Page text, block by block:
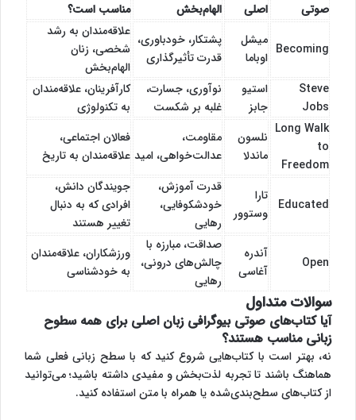
صوتی
اصلی
الهام‌بخش
مناسب است؟
Becoming
میشل
اوباما
پشتکار، خودباوری،
قدرت تأثیرگذاری
علاقه‌مندان به رشد
شخصی، زنان
الهام‌بخش
Steve
Jobs
استیو
جابز
نوآوری، جسارت،
غلبه بر شکست
کارآفرینان، علاقه‌مندان
به تکنولوژی
Long Walk
to
Freedom
نلسون
ماندلا
مقاومت،
عدالت‌خواهی، امید
فعالان اجتماعی،
علاقه‌مندان به تاریخ
Educated
تارا
وستوور
قدرت آموزش،
خودشکوفایی،
رهایی
جویندگان دانش،
افرادی که به دنبال
تغییر هستند
Open
آندره
آغاسی
صداقت، مبارزه با
چالش‌های درونی،
رهایی
ورزشکاران، علاقه‌مندان
به خودشناسی
سوالات متداول
آیا کتاب‌های صوتی بیوگرافی زبان اصلی برای همه سطوح
زبانی مناسب هستند؟
نه، بهتر است با کتاب‌هایی شروع کنید که با سطح زبانی فعلی شما
هماهنگ باشند تا تجربه لذت‌بخش و مفیدی داشته باشید؛ می‌توانید
از کتاب‌های سطح‌بندی‌شده یا همراه با متن استفاده کنید.